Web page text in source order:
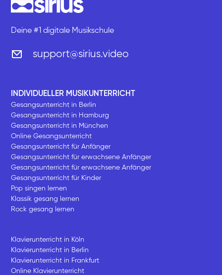
Deine #1 digitale Musikschule
support@sirius.video
INDIVIDUELLER MUSIKUNTERRICHT
Gesangsunterricht in Berlin
Gesangsunterricht in Hamburg
Gesangsunterricht in München
Online Gesangsunterricht
Gesangsunterricht für Anfänger
Gesangsunterricht für erwachsene Anfänger
Gesangsunterricht für erwachsene Anfänger
Gesangsunterricht für Kinder
Pop singen lernen
Klassik gesang lernen
Rock gesang lernen
Klavierunterricht in Köln
Klavierunterricht in Berlin
Klavierunterricht in Frankfurt
Online Klavierunterricht